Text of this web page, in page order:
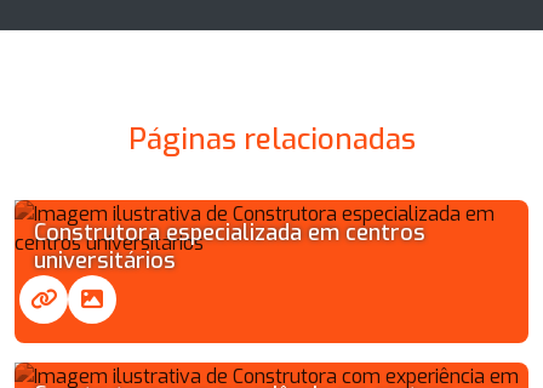
Páginas relacionadas
Construtora especializada em centros
universitários